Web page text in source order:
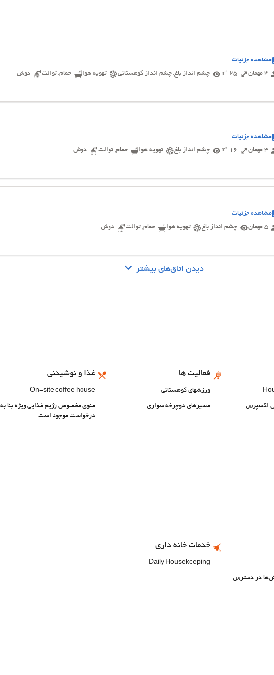
مشاهده جزئیات
3 مهمان
25 ㎡ چشم انداز باغ, چشم انداز کوهستانی تهویه هوا حمام, توالت دوش
مشاهده جزئیات
3 مهمان
16 ㎡ چشم انداز باغ تهویه هوا حمام, توالت دوش
مشاهده جزئیات
5 مهمان
چشم انداز باغ تهویه هوا حمام, توالت دوش
دیدن اتاق‌های بیشتر
اکسپرس
فعالیت ها
ورزشهای کوهستانی
مسیرهای دوچرخه سواری
غذا و نوشیدنی
On-site coffee house
منوی مخصوص رژیم غذایی ویژه بنا به
درخواست موجود است
در دسترس
خدمات خانه داری
Daily Housekeeping